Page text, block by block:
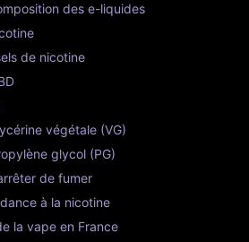
des e-liquides
de nicotine
végétale (VG)
glycol (PG)
de fumer
à la nicotine
la vape en France